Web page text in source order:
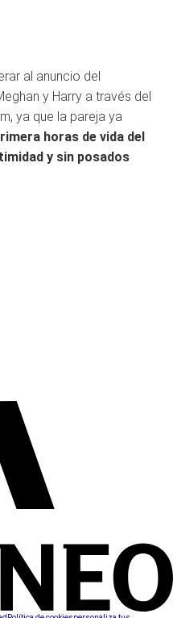
al anuncio del
y Harry a través del
ya que la pareja ya
horas de vida del
y sin posados